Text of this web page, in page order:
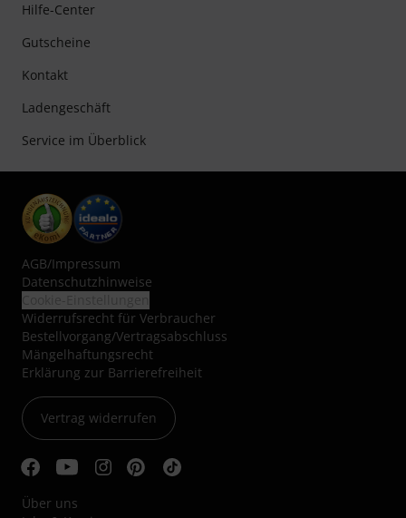
Hilfe-Center
Gutscheine
Kontakt
Ladengeschäft
Service im Überblick
AGB/Impressum
Datenschutzhinweise
Widerrufsrecht für Verbraucher
Bestellvorgang/Vertragsabschluss
Mängelhaftungsrecht
Erklärung zur Barrierefreiheit
Vertrag widerrufen
Über uns